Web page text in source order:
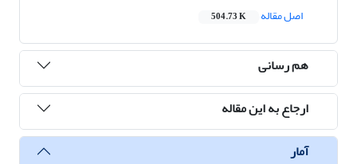
اصل مقاله
504.73 K
هم رسانی
ارجاع به این مقاله
آمار